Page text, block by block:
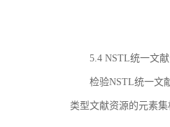
5.4 NSTL统一文
检验NSTL统一文
类型文献资源的元素